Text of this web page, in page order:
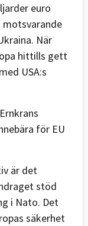
euro
motsvarande
När
hittills gett
USA:s
för EU
är det
stöd
i Nato. Det
säkerhet